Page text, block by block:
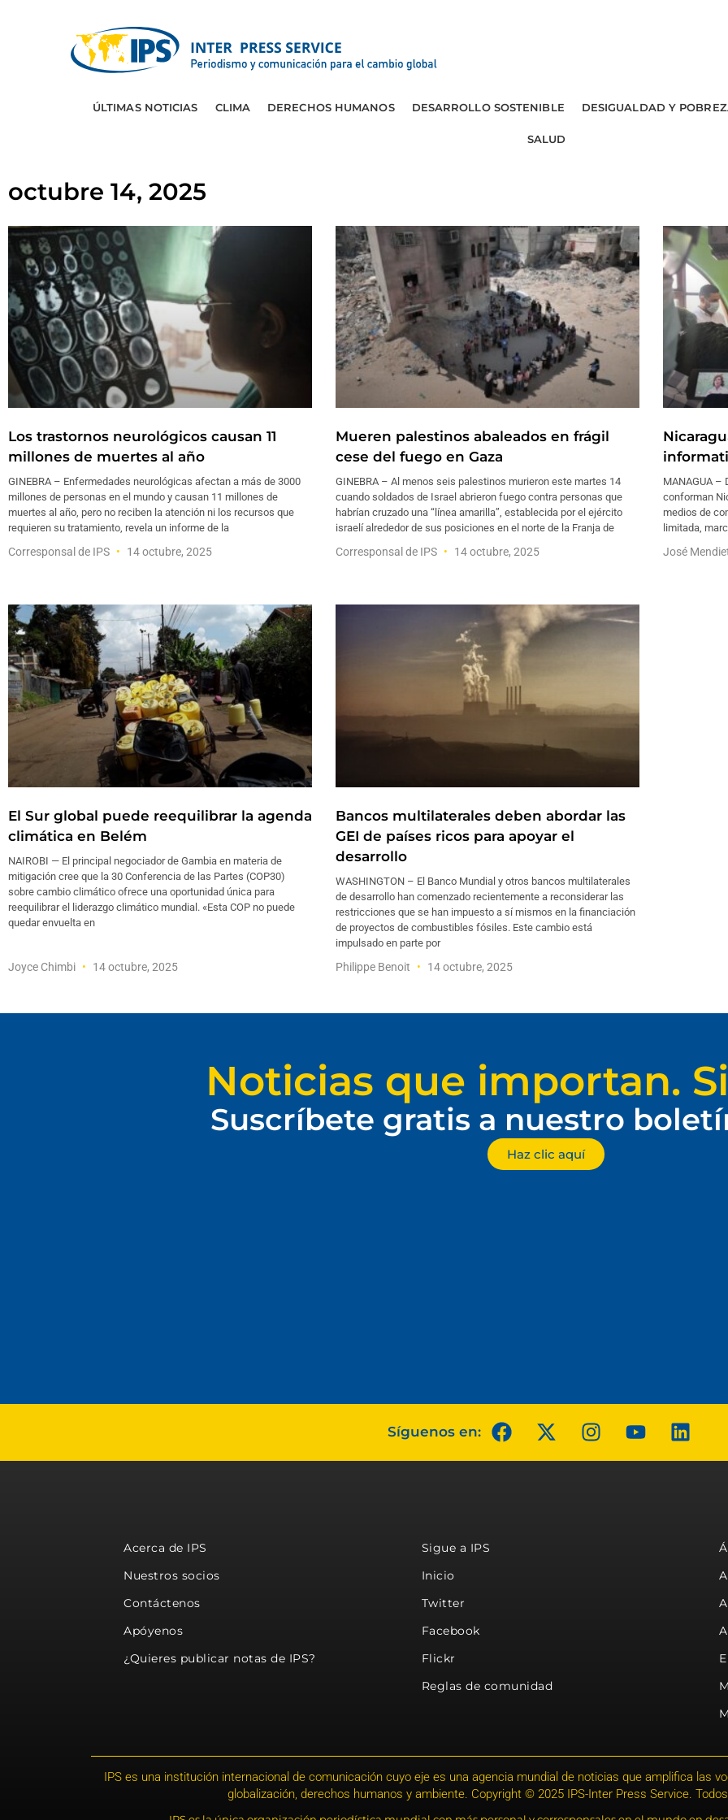
ÚLTIMAS NOTICIAS CLIMA DERECHOS HUMANOS DESARROLLO SOSTENIBLE DESIGUALDAD Y
SALUD
octubre 14, 2025
Los trastornos neurológicos causan 11
millones de muertes al año
GINEBRA – Enfermedades neurológicas afectan a más de 3000
millones de personas en el mundo y causan 11 millones de
muertes al año, pero no reciben la atención ni los recursos que
requieren su tratamiento, revela un informe de la
Corresponsal de IPS 14 octubre, 2025
Mueren palestinos abaleados en frágil
cese del fuego en Gaza
GINEBRA – Al menos seis palestinos murieron este martes 14
cuando soldados de Israel abrieron fuego contra personas que
habrían cruzado una “línea amarilla”, establecida por el ejército
israelí alrededor de sus posiciones en el norte de la Franja de
Corresponsal de IPS 14 octubre, 2025
MANAGUA –
conforman
medios de
limitada,
José
El Sur global puede reequilibrar la agenda
climática en Belém
NAIROBI — El principal negociador de Gambia en materia de
mitigación cree que la 30 Conferencia de las Partes (COP30)
sobre cambio climático ofrece una oportunidad única para
reequilibrar el liderazgo climático mundial. «Esta COP no puede
quedar envuelta en
Joyce Chimbi 14 octubre, 2025
Bancos multilaterales deben abordar las
GEI de países ricos para apoyar el
desarrollo
WASHINGTON – El Banco Mundial y otros bancos multilaterales
de desarrollo han comenzado recientemente a reconsiderar las
restricciones que se han impuesto a sí mismos en la financiación
de proyectos de combustibles fósiles. Este cambio está
impulsado en parte por
Philippe Benoit 14 octubre, 2025
Noticias que importan.
Suscríbete gratis a nuestro
Haz clic aquí
Síguenos en:
Acerca de IPS
Nuestros socios
Contáctenos
Apóyenos
¿Quieres publicar notas de IPS?
Sigue a IPS
Inicio
Twitter
Facebook
Flickr
Reglas de comunidad
IPS es una institución internacional de comunicación cuyo eje es una agencia mundial de noticias que amplifica las
globalización, derechos humanos y ambiente. Copyright © 2025 IPS-Inter Press Service.